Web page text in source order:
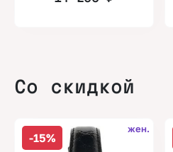
Со скидкой
-15%
жен.